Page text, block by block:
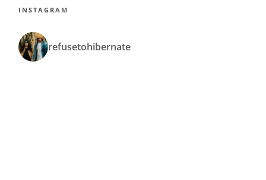
INSTAGRAM
refusetohibernate